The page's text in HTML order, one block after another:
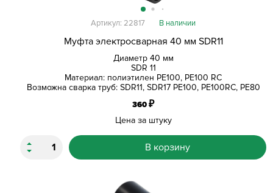
Муфта электросварная 40 мм SDR11
Диаметр 40 мм
SDR 11
Материал: полиэтилен PE100, PE100 RC
Возможна сварка труб: SDR11, SDR17 PE100, PE100RC, PE80
Артикул: 22817 В наличии
360₽
Цена за штуку
В корзину